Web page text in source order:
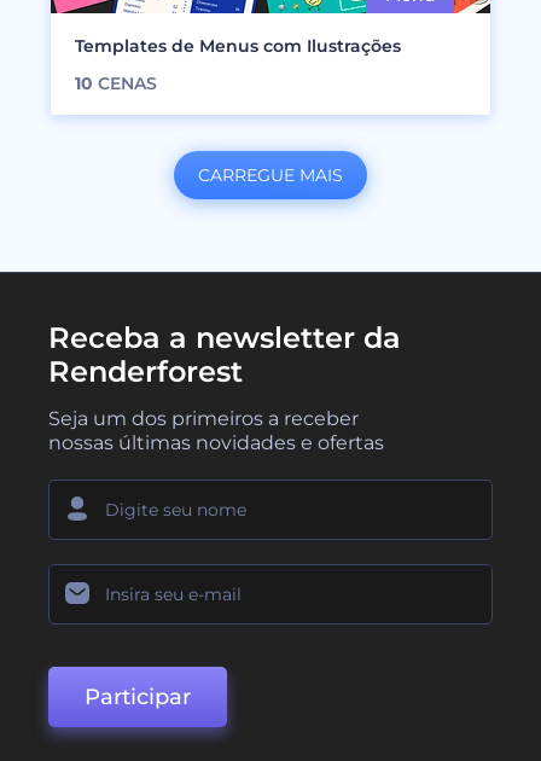
Templates de Menus com Ilustrações
10 CENAS
CARREGUE MAIS
Receba a newsletter da
Renderforest
Seja um dos primeiros a receber
nossas últimas novidades e ofertas
Participar